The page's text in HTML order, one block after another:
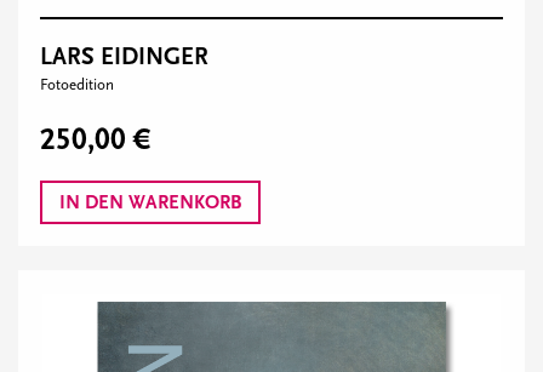
LARS EIDINGER
Fotoedition
250,00 €
IN DEN WARENKORB